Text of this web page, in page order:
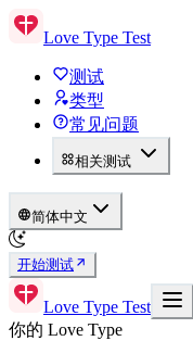
Love Type Test
测试
类型
常见问题
相关测试
简体中文
开始测试
Love Type Test
你的 Love Type